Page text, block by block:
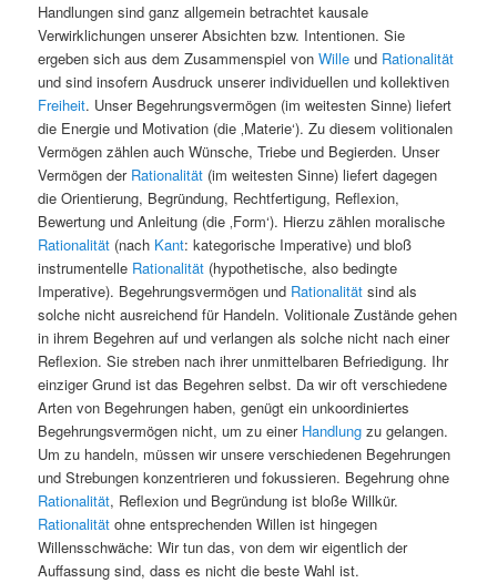
Handlungen sind ganz allgemein betrachtet kausale
Verwirklichungen unserer Absichten bzw. Intentionen. Sie
ergeben sich aus dem Zusammenspiel vonWille und Rationalität
und sind insofern Ausdruck unserer individuellen und kollektiven
Freiheit. Unser Begehrungsvermögen (im weitesten Sinne) liefert
die Energie und Motivation (die ‚Materie‘). Zu diesem volitionalen
Vermögen zählen auch Wünsche, Triebe und Begierden. Unser
Vermögen der Rationalität (im weitesten Sinne) liefert dagegen
die Orientierung, Begründung, Rechtfertigung, Reflexion,
Bewertung und Anleitung (die ‚Form‘). Hierzu zählen moralische
Rationalität (nach Kant: kategorische Imperative) und bloß
instrumentelle Rationalität (hypothetische, also bedingte
Imperative). Begehrungsvermögen und Rationalität sind als
solche nicht ausreichend für Handeln. Volitionale Zustände gehen
in ihrem Begehren auf und verlangen als solche nicht nach einer
Reflexion. Sie streben nach ihrer unmittelbaren Befriedigung. Ihr
einziger Grund ist das Begehren selbst. Da wir oft verschiedene
Arten von Begehrungen haben, genügt ein unkoordiniertes
Begehrungsvermögen nicht, um zu einer Handlung zu gelangen.
Um zu handeln, müssen wir unsere verschiedenen Begehrungen
und Strebungen konzentrieren und fokussieren. Begehrung ohne
Rationalität, Reflexion und Begründung ist bloße Willkür.
Rationalität ohne entsprechenden Willen ist hingegen
Willensschwäche: Wir tun das, von dem wir eigentlich der
Auffassung sind, dass es nicht die beste Wahl ist.